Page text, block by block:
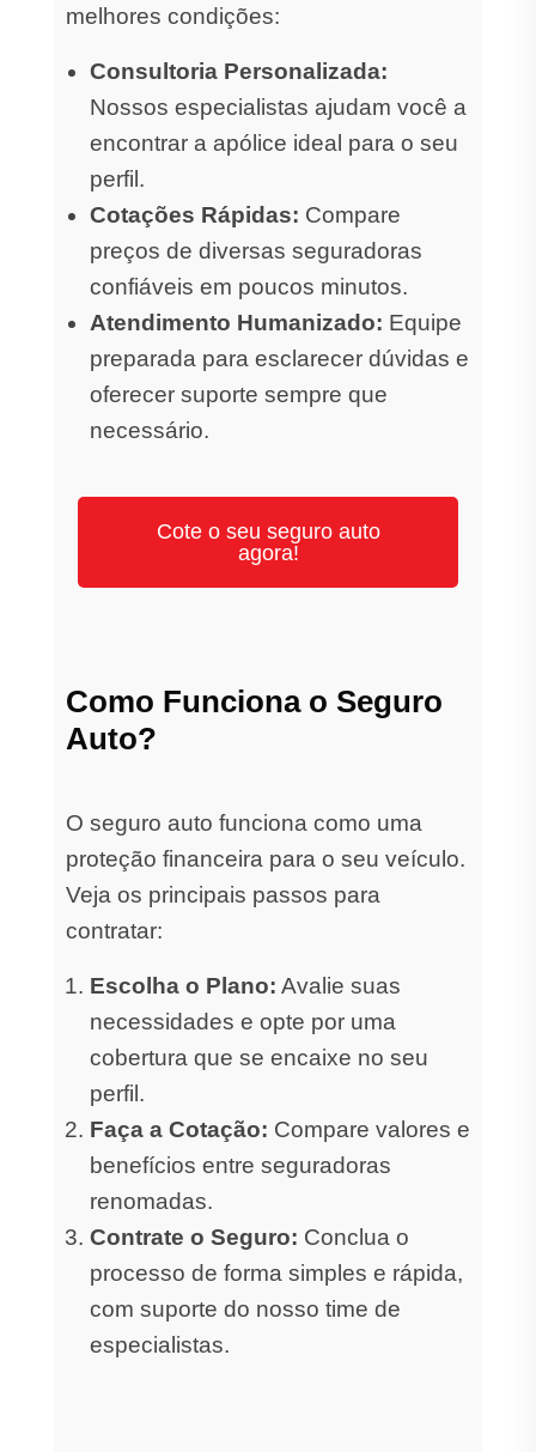
melhores condições:
Consultoria Personalizada:
Nossos especialistas ajudam você a
encontrar a apólice ideal para o seu
perfil.
Cotações Rápidas: Compare
preços de diversas seguradoras
confiáveis em poucos minutos.
Atendimento Humanizado: Equipe
preparada para esclarecer dúvidas e
oferecer suporte sempre que
necessário.
Cote o seu seguro auto
agora!
Como Funciona o Seguro
Auto?
O seguro auto funciona como uma
proteção financeira para o seu veículo.
Veja os principais passos para
contratar:
Escolha o Plano: Avalie suas
necessidades e opte por uma
cobertura que se encaixe no seu
perfil.
Faça a Cotação: Compare valores e
benefícios entre seguradoras
renomadas.
Contrate o Seguro: Conclua o
processo de forma simples e rápida,
com suporte do nosso time de
especialistas.